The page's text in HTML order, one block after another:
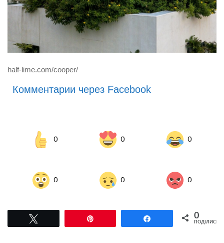
half-lime.com/cooper/
Комментарии через Facebook
0 0 0
0 0 0
Поділитися0
ПОДІЛИСЬ